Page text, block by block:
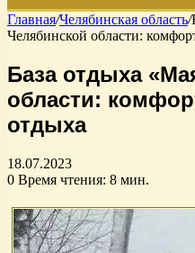
Главная/Челябинская область/
Челябинской области:
База отдыха
области:
отдыха
18.07.2023
0 Время чтения: 8 мин.